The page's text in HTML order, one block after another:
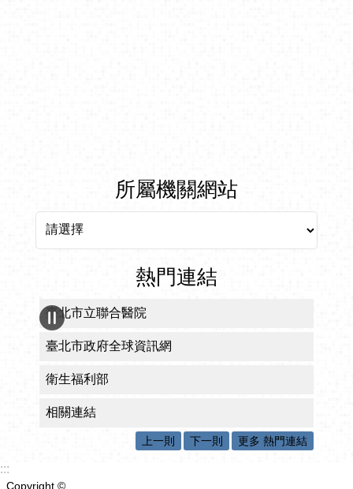
所屬機關網站
熱門連結
臺北市立聯合醫院
臺北市政府全球資訊網
衛生福利部
相關連結
上一則 下一則 更多 熱門連結
:::
Copyright ©